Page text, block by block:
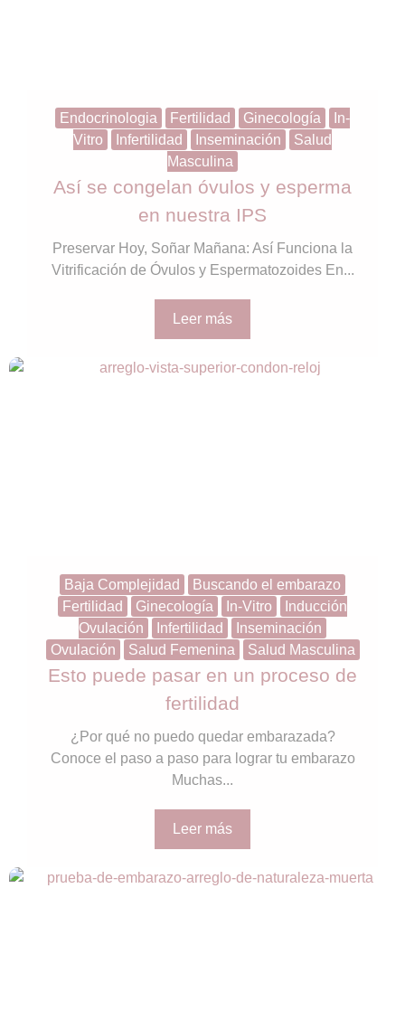
Endocrinologia Fertilidad Ginecología
In-
Vitro
Infertilidad Inseminación
Salud
Masculina
Así se congelan óvulos y esperma
en nuestra IPS
Preservar Hoy, Soñar Mañana: Así Funciona la
Vitrificación de Óvulos y Espermatozoides En...
Leer más
Baja Complejidad
Buscando el embarazo
Fertilidad
Ginecología In-Vitro
Inducción
Ovulación
Infertilidad
Inseminación
Ovulación
Salud Femenina Salud Masculina
Esto puede pasar en un proceso de
fertilidad
¿Por qué no puedo quedar embarazada?
Conoce el paso a paso para lograr tu embarazo
Muchas...
Leer más